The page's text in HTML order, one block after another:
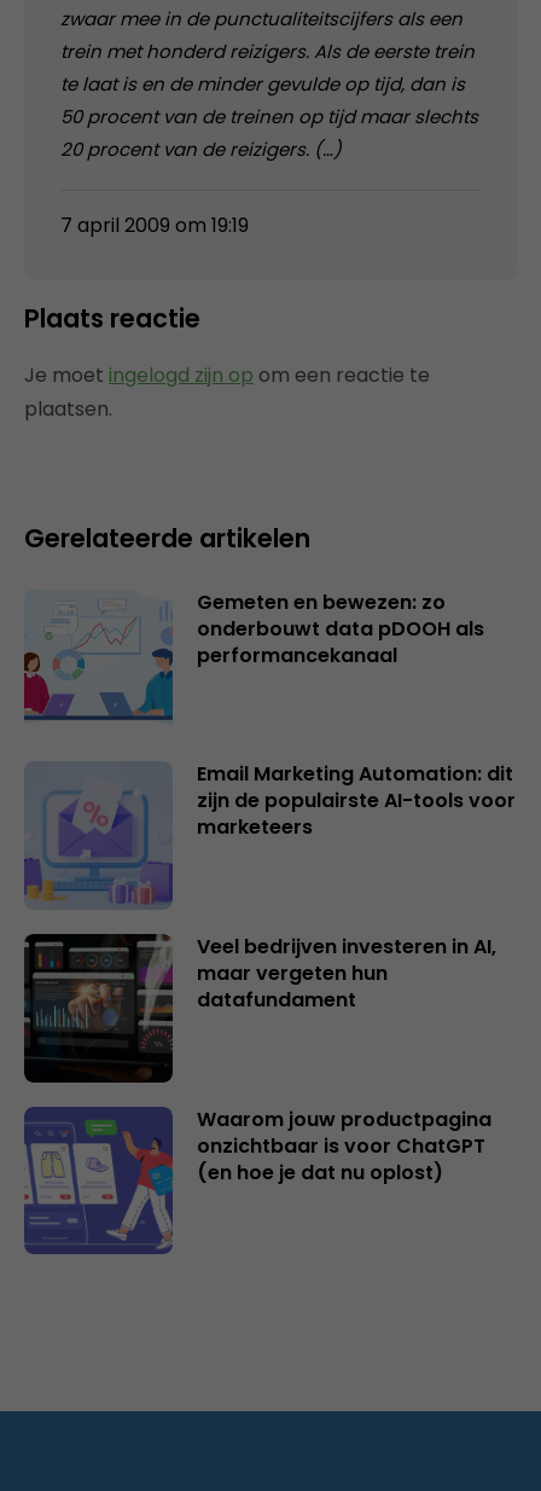
zwaar mee in de punctualiteitscijfers als een
trein met honderd reizigers. Als de eerste trein
te laat is en de minder gevulde op tijd, dan is
50 procent van de treinen op tijd maar slechts
20 procent van de reizigers. (…)
7 april 2009 om 19:19
Plaats reactie
Je moet ingelogd zijn op om een reactie te
plaatsen.
Gerelateerde artikelen
Gemeten en bewezen: zo
onderbouwt data pDOOH als
performancekanaal
Email Marketing Automation: dit
zijn de populairste AI-tools voor
marketeers
Veel bedrijven investeren in AI,
maar vergeten hun
datafundament
Waarom jouw productpagina
onzichtbaar is voor ChatGPT
(en hoe je dat nu oplost)